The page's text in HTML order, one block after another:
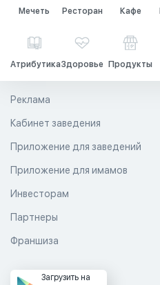
Мечеть Ресторан Кафе
АтрибутикаЗдоровье Продукты
Реклама
Кабинет заведения
Приложение для заведений
Приложение для имамов
Инвесторам
Партнеры
Франшиза
Загрузить на